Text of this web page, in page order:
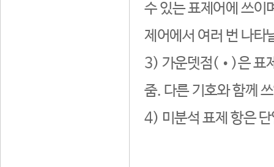
수 있는 표제어에 쓰이
제어에서 여러 번 나타
3) 가운뎃점(•)은 표
줌. 다른 기호와 함께
4) 미분석 표제 항은